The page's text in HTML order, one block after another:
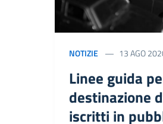
NOTIZIE 13 AGO
Linee guida
destinazione
iscritti in